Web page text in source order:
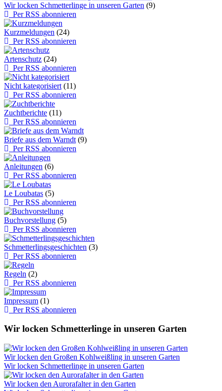
Wir locken Schmetterlinge in unseren Garten (9)
Per RSS abonnieren
Kurzmeldungen (24)
Per RSS abonnieren
Artenschutz (24)
Per RSS abonnieren
Nicht kategorisiert (11)
Per RSS abonnieren
Zuchtberichte (11)
Per RSS abonnieren
Briefe aus dem Warndt (9)
Per RSS abonnieren
Anleitungen (6)
Per RSS abonnieren
Le Loubatas (5)
Per RSS abonnieren
Buchvorstellung (5)
Per RSS abonnieren
Schmetterlingsgeschichten (3)
Per RSS abonnieren
Regeln (2)
Per RSS abonnieren
Impressum (1)
Per RSS abonnieren
Wir locken Schmetterlinge in unseren Garten
Wir locken den Großen Kohlweißling in unseren Garten
Wir locken Schmetterlinge in unseren Garten
Wir locken den Aurorafalter in den Garten